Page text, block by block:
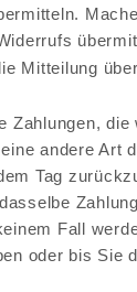
Mitteilung
Zahlungen,
andere Art
Tag
Fall
oder bis